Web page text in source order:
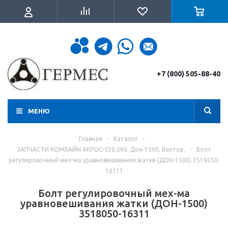
+7 (800) 505-88-40
МЕНЮ
Главная - Каталог
-
ЗАПЧАСТИ КОМБАЙН АКРОС-530,560, Дон-1500, Вектор,
-
Болт
регулировочный мех-ма уравновешивания жатки (ДОН-1500) 3518050-
16311
Болт регулировочный мех-ма
уравновешивания жатки (ДОН-1500)
3518050-16311